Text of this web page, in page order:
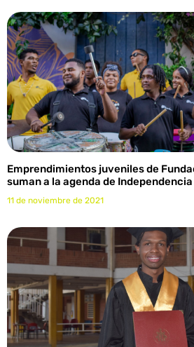
Emprendimientos juveniles de
suman a la agenda de
11 de noviembre de 2021